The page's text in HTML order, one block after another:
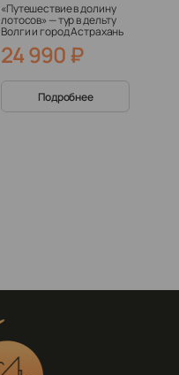
«Путешествие в долину
лотосов» — тур в дельту
Волги и город Астрахань
24 990₽
Подробнее